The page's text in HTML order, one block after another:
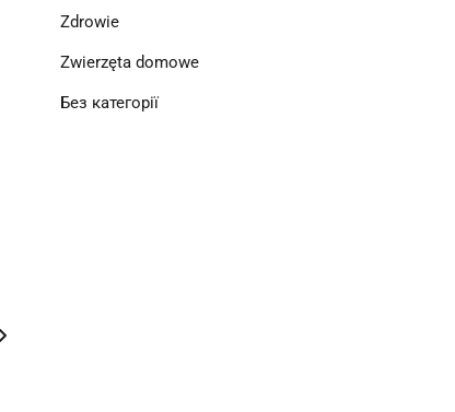
Zdrowie
Zwierzęta domowe
Без категорії